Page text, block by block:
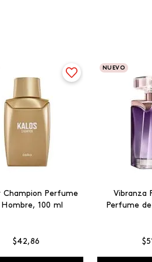
Champion Perfume
Hombre, 100 ml
$42,86
NUEVO
Vibranza
Perfume
$51